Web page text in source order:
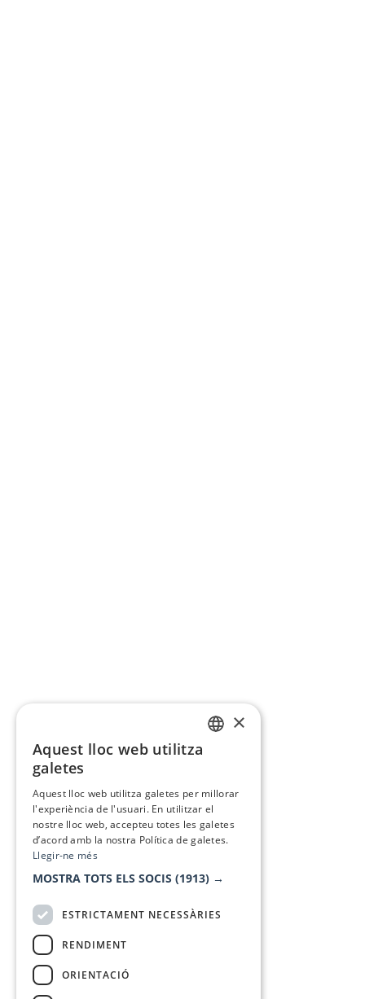
×
Aquest lloc web utilitza
galetes
Aquest lloc web utilitza galetes per millorar
l'experiència de l'usuari. En utilitzar el
nostre lloc web, accepteu totes les galetes
d’acord amb la nostra Política de galetes.
Llegir-ne més
MOSTRA TOTS ELS SOCIS (1913) →
ESTRICTAMENT NECESSÀRIES
RENDIMENT
ORIENTACIÓ